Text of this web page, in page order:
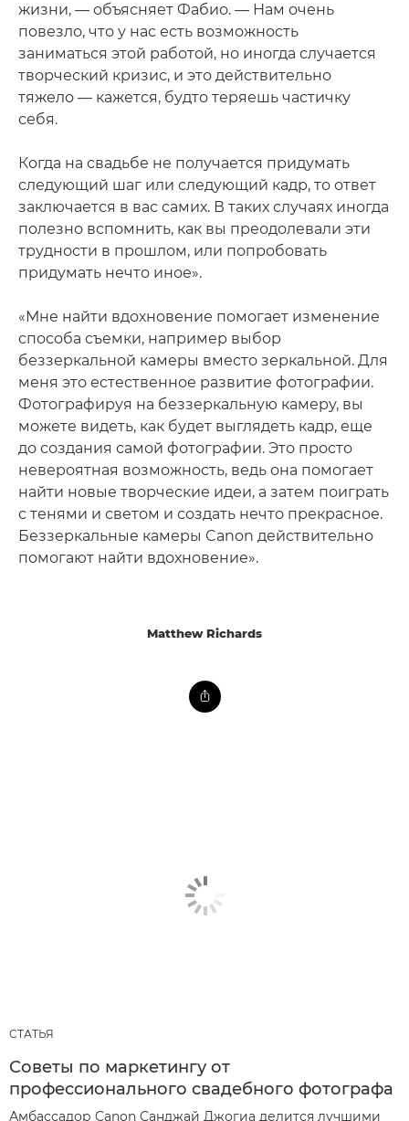
жизни, — объясняет Фабио. — Нам очень
повезло, что у нас есть возможность
заниматься этой работой, но иногда случается
творческий кризис, и это действительно
тяжело — кажется, будто теряешь частичку
себя.
Когда на свадьбе не получается придумать
следующий шаг или следующий кадр, то ответ
заключается в вас самих. В таких случаях иногда
полезно вспомнить, как вы преодолевали эти
трудности в прошлом, или попробовать
придумать нечто иное».
«Мне найти вдохновение помогает изменение
способа съемки, например выбор
беззеркальной камеры вместо зеркальной. Для
меня это естественное развитие фотографии.
Фотографируя на беззеркальную камеру, вы
можете видеть, как будет выглядеть кадр, еще
до создания самой фотографии. Это просто
невероятная возможность, ведь она помогает
найти новые творческие идеи, а затем поиграть
с тенями и светом и создать нечто прекрасное.
Беззеркальные камеры Canon действительно
помогают найти вдохновение».
Matthew Richards
СТАТЬЯ
Советы по маркетингу от
профессионального свадебного фотографа
Амбассадор Canon Санджай Джогиа делится лучшими